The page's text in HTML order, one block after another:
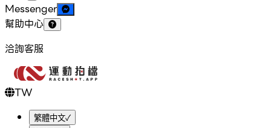
Messenger
幫助中心
洽詢客服
TW
繁體中文✓